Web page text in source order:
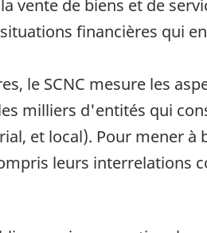
vente de biens et de
financières qui
le SCNC mesure les
milliers d'entités qui
et local). Pour mener
leurs interrelations